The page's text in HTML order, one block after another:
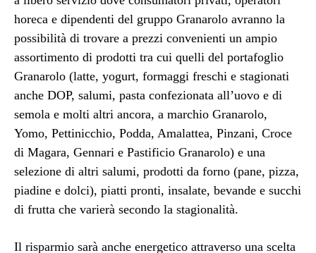
horeca e dipendenti del gruppo Granarolo avranno la
possibilità di trovare a prezzi convenienti un ampio
assortimento di prodotti tra cui quelli del portafoglio
Granarolo (latte, yogurt, formaggi freschi e stagionati
anche DOP, salumi, pasta confezionata all’uovo e di
semola e molti altri ancora, a marchio Granarolo,
Yomo, Pettinicchio, Podda, Amalattea, Pinzani, Croce
di Magara, Gennari e Pastificio Granarolo) e una
selezione di altri salumi, prodotti da forno (pane, pizza,
piadine e dolci), piatti pronti, insalate, bevande e succhi
di frutta che varierà secondo la stagionalità.
Il risparmio sarà anche energetico attraverso una scelta